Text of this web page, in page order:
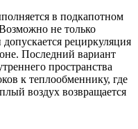
в подкапотном
не только
рециркуляция
Последний вариант
пространства
к теплообменнику, где
воздух возвращается